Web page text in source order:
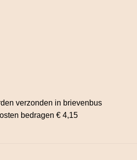
verzonden in brievenbus
bedragen € 4,15